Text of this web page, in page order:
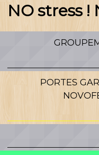
NO stress !
PORTES